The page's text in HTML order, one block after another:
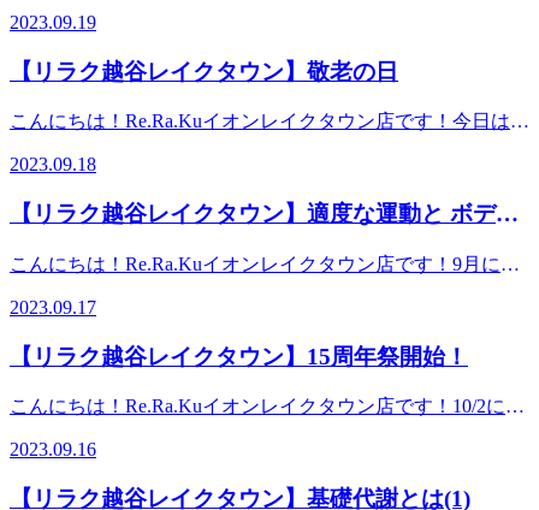
来を健康に過ごしましよう＾＾
━━━━━━━━━━━━━━━━━━……‥・☆★☆新し
い健康を考えるRe.Ra.Ku イオンレイクタウン店営業時間
10：00～21：00（最終受付20：20） 〒343-0828埼玉県越
谷市レイクタウン3-1-1イオンレイクタウンmori2FTEL 048-
967-5051JR武蔵野線 越谷レイクタウン駅より徒歩約10分マ
験ください★
いのお湯に首まで浸かることで（10分くらい）深部体温が上
かで上手に工夫をしながら秋バテを解消して健康に過ごしま
なく、お客様に合わせた様々な健康に対するアドバイスの提
しよう＾＾━━━━━━━━━━━━━━━━━━……‥・
☆★☆新しい健康を考えるRe.Ra.Ku イオンレイクタウン店
営業時間10：00～21：00（最終受付20：20） 〒343-0828
埼玉県越谷市レイクタウン3-1-1イオンレイクタウン
mori2FTEL 048-967-5051JR武蔵野線 越谷レイクタウン駅より
徒歩約10分マッサージより気持ちいい！？リラクのボディケ
うのも、東洋医学の考え方。ちなみに得意分野があります。
骨折して痛いというように、第三者が目で見て分かる原因に
よって発生している症状東洋医学→『機能的疾患』ex.)肩が
凝って仕事がはかどらない、骨や神経に異常がないのに手が
本人は間違えなく感じている症状決して、どちらが良い悪い
いう良さ、東洋医学は長期だが、体に負担がかかりにくいと
お客様から伺う「疲れやすい/だるい/冷える」といった体の
ゃないけど体調不良予備軍と考えていただき、本来であれば
放置したり我慢しない方がいい状態のものは早めに手を打っ
ておきたいところですね。“病気になってから治す”ではな
く“病気になる前に予防する”のように、ボディケアにおいて
も、“体が痛くなってからほぐす”ではなく“溜め込んで痛く
ならないように定期的にメンテナンス”このようにお身体と
生活を送れるのではないかな？と思います。※リラクではマ
の気温分布図を見ると、日本列島が真っ赤に彩られていま
す。九月も後半戦ですが、この残暑が明けると一気に冬の気
配がするようになってきて、紅葉で真っ赤に染まる山々が観
時期なのでしっかりとお身体のケアをしていきましょう。秋
にかけては【おなかケア】というオプションがオススメで
い関連性がありますので、腰がおつらい方にも適した施術で
す。夏の食べ物で胃腸に負担をかけてしまっている方も通常
のボディケアと組合せてぜひ受けてみて下さい。現在、イオ
【150分カスタムコース】を実施中。お時間の中で、お身体
ースです。もちろん、おなかケアもお選びいただけます※リ
合わせた様々な健康に対するアドバイスの提案をしておりま
━━━━━━━━━━━━━━━━━━……‥・☆★☆新し
い健康を考えるRe.Ra.Ku イオンレイクタウン店営業時間
2023.09.19
【リラク越谷レイクタウン】敬老の日
こんにちは！Re.Ra.Kuイオンレイクタウン店です！今日は敬
人も多いと思いますがたまには連絡をとってみたり会いに行
ってみたりしてみてはいかがでしょうか？おじいちゃん、お
ばあちゃんたちを労わるのとあわせて自分自身のお身体も労
ますのでお早めに店舗まで足を運んでみてください！※リラ
クではマッサージのようなほぐしだけではなく、お客様に合
す。一緒にこれからの未来を健康に過ごしましよう＾＾
━━━━━━━━━━━━━━━━━━……‥・☆★☆新し
い健康を考えるRe.Ra.Ku イオンレイクタウン店営業時間
谷市レイクタウン3-1-1イオンレイクタウンmori2FTEL 048-
ッサージより気持ちいい！？リラクのボディケアをぜひご体
2023.09.18
【リラク越谷レイクタウン】適度な運動と ボディ
こんにちは！Re.Ra.Kuイオンレイクタウン店です！9月にな
なかった気がするくらい外を歩くだけで汗ばんでしまいま
す。とは言え、少しずつですが冬が近づいて来ていて年末に
かけて、何かするための種まきは正に今、やっておかないと
身体をしっかりケアして免疫力を高め病気を予防し身体がい
つでも動かせるように、適度な運動とボディメンテナンスが
ースという新メニューをお披露目して丁度半年となりますが
2023.09.17
【リラク越谷レイクタウン】15周年祭開始！
こんにちは！Re.Ra.Kuイオンレイクタウン店です！10/2に開
周年祭がスタートしています！お得な情報が盛りだくさんで
ワクワクしますね♪♪そこで、当店もお得すぎる限定コースを
2023.09.16
【リラク越谷レイクタウン】基礎代謝とは(1)